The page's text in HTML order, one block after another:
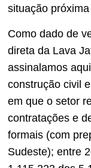
situação
Como dado de
direta da Lava
assinalamos
construção civil
em que o setor
contratações e
formais (com
Sudeste); entre